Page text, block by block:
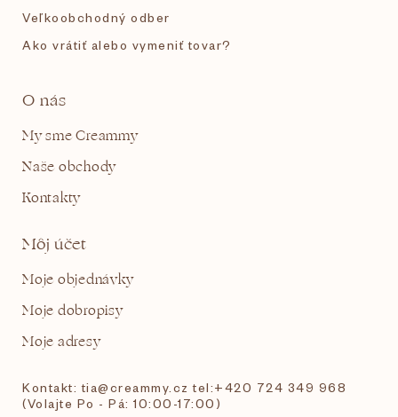
Veľkoobchodný odber
Ako vrátiť alebo vymeniť tovar?
O nás
My sme Creammy
Naše obchody
Kontakty
Môj účet
Moje objednávky
Moje dobropisy
Moje adresy
Kontakt: tia@creammy.cz tel:+420 724 349 968
(Volajte Po - Pá: 10:00-17:00)